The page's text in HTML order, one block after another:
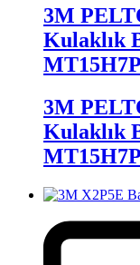
3M
Kulaklık
3M
Kulaklık